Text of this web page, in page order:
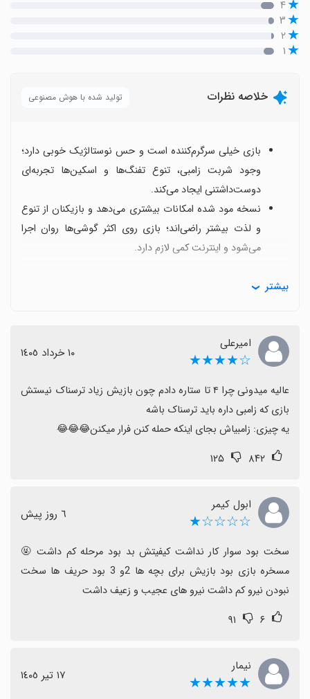
۴
۳
۲
۱
خلاصه نظرات تولید شده با هوش مصنوعی
بازی خیلی سرگرم‌کننده است و حس نوستالژیک خوبی دارد؛
وجود شربت زامبی، تنوع تفنگ‌ها و اسکین‌ها تجربه‌ای
دوست‌داشتنی ایجاد می‌کند.
نسخه مود شده امکانات بیشتری می‌دهد و بازیکنان از تنوع
و لذت بیشتر راضی‌اند؛ بازی روی اکثر گوشی‌ها روان اجرا
می‌شود و اینترنت کمی لازم دارد.
برخی بازیکنان ترجیح می‌دهند زامبی‌ها به جای فرار به سمت
بازیکن حمله کنند؛ این تفاوت رفتار دشمن می‌تواند در
بروزرسانی‌های آینده بهتر طراحی شود.
برخی نظرات به وجود باگ‌ها یا مسائل امنیتی اشاره کرده‌اند؛
توصیه می‌شود از نسخه‌های رسمی و بروزرسانی‌ها استفاده
به طور کلی تجربه اکثر کاربران مثبت است و بازی را برای
بیشتر
امیرعلی
☆★★★★ ١٠ خرداد ١٤٠٥
یه چیزی: زامبیاش بجای اینکه حمله کنن فرار میکنن😂😂😂
۸۴۲ ۱۲۵
ابول کیمر
☆☆☆☆★ ٦ روز پیش
نبودن نیرو کم داشت نیرو های عجیب و زعیف داشت
۶ ۹۱
نیمار
★★★★★ ١٧ تیر ١٤٠٥